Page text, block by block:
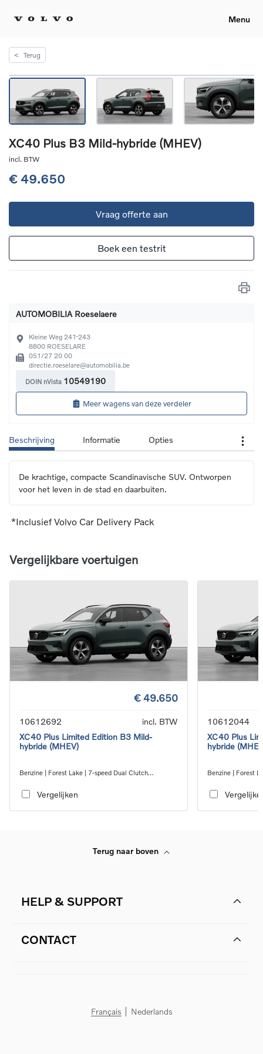
Menu
< Terug
XC40 Plus B3 Mild-hybride (MHEV)
incl. BTW
€ 49.650
Vraag offerte aan
Boek een testrit
AUTOMOBILIA Roeselaere
Kleine Weg 241-243
8800 ROESELARE
051/27 20 00
directie.roeselare@automobilia.be
DOIN nVista 10549190
Meer wagens van deze verdeler
Beschrijving Informatie Opties
De krachtige, compacte Scandinavische SUV. Ontworpen
voor het leven in de stad en daarbuiten.
*Inclusief Volvo Car Delivery Pack
Vergelijkbare voertuigen
€ 49.650
10612692
incl. BTW
XC40 Plus Limited Edition B3 Mild-
hybride (MHEV)
Benzine | Forest Lake | 7-speed Dual Clutch
Vergelijken
10612044
XC40 Plus
hybride
Benzine | Forest
Terug naar boven
HELP & SUPPORT
CONTACT
Français Nederlands